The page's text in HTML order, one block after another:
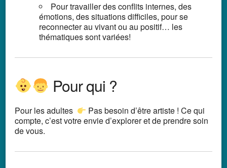
Pour travailler des conflits internes, des
émotions, des situations difficiles, pour se
reconnecter au vivant ou au positif… les
thématiques sont variées!
Pour qui ?
Pour les adultes
Pas besoin d’être artiste ! Ce qui
compte, c’est votre envie d’explorer et de prendre soin
de vous.